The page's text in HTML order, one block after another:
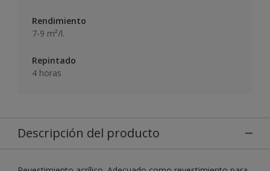
Rendimiento
7-9 m²/l.
Repintado
4 horas
Descripción del producto